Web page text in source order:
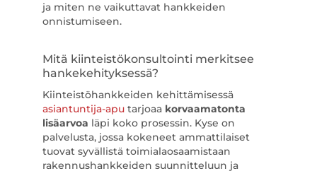
ja miten ne vaikuttavat hankkeiden
onnistumiseen.
Mitä kiinteistökonsultointi merkitsee
hankekehityksessä?
Kiinteistöhankkeiden kehittämisessä
asiantuntija-aputarjoaa korvaamatonta
lisäarvoa läpi koko prosessin. Kyse on
palvelusta, jossa kokeneet ammattilaiset
tuovat syvällistä toimialaosaamistaan
rakennushankkeiden suunnitteluun ja